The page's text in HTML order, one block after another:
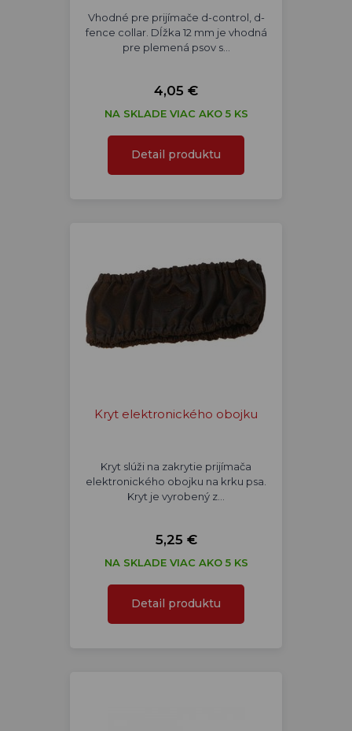
Vhodné pre prijímače d-control, d-
fence collar. Dĺžka 12 mm je vhodná
pre plemená psov s…
4,05 €
NA SKLADE VIAC AKO 5 KS
Detail produktu
Kryt elektronického obojku
Kryt slúži na zakrytie prijímača
elektronického obojku na krku psa.
Kryt je vyrobený z…
5,25 €
NA SKLADE VIAC AKO 5 KS
Detail produktu